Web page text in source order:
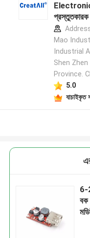
Mao
Industrial
Shen Zhen
Province.
5.0
যাচাইকৃত
6-
বক